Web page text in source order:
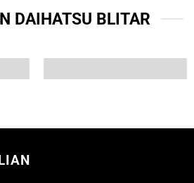
DAIHATSU BLITAR